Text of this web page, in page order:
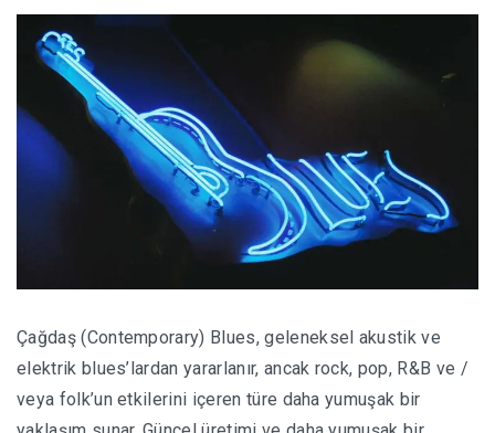
Çağdaş (Contemporary) Blues, geleneksel akustik ve
elektrik blues’lardan yararlanır, ancak rock, pop, R&B ve /
veya folk’un etkilerini içeren türe daha yumuşak bir